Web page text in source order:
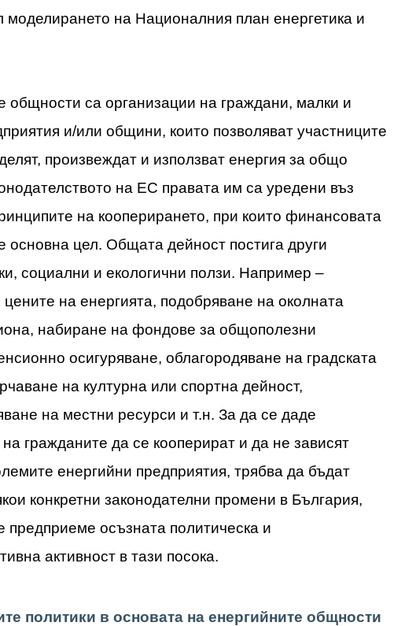
моделирането на Националния план енергетика и
общности са организации на граждани, малки и
и/или общини, които позволяват участниците
произвеждат и използват енергия за общо
на ЕС правата им са уредени въз
на кооперирането, при които финансовата
основна цел. Общата дейност постига други
социални и екологични ползи. Например –
на енергията, подобряване на околната
набиране на фондове за общополезни
осигуряване, облагородяване на градската
на културна или спортна дейност,
на местни ресурси и т.н. За да се даде
гражданите да се кооперират и да не зависят
енергийни предприятия, трябва да бъдат
конкретни законодателни промени в България,
предприеме осъзната политическа и
активност в тази посока.
политики в основата на енергийните общности